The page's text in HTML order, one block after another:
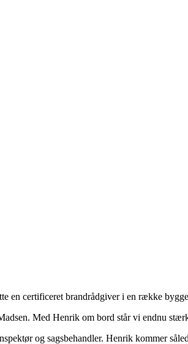
certificeret brandrådgiver i en række
Med Henrik om bord står vi endnu
og sagsbehandler. Henrik kommer